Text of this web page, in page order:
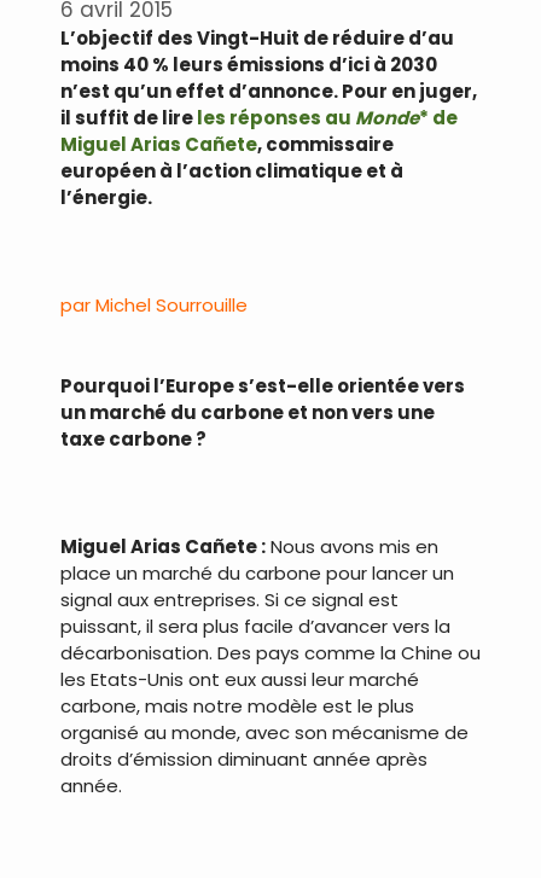
6 avril 2015
L’objectif des Vingt-Huit de réduire d’au
moins 40 % leurs émissions d’ici à 2030
n’est qu’un effet d’annonce. Pour en juger,
il suffit de lireles réponses au Monde* de
Miguel Arias Cañete, commissaire
européen à l’action climatique et à
l’énergie.
par Michel Sourrouille
Pourquoi l’Europe s’est-elle orientée vers
un marché du carbone et non vers une
taxe carbone ?
Miguel Arias Cañete :Nous avons mis en
place un marché du carbone pour lancer un
signal aux entreprises. Si ce signal est
puissant, il sera plus facile d’avancer vers la
décarbonisation. Des pays comme la Chine ou
les Etats-Unis ont eux aussi leur marché
carbone, mais notre modèle est le plus
organisé au monde, avec son mécanisme de
droits d’émission diminuant année après
année.